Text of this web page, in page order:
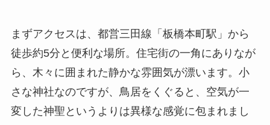
まずアクセスは、都営三田線「板橋本町駅」から
徒歩約5分と便利な場所。住宅街の一角にありなが
ら、木々に囲まれた静かな雰囲気が漂います。小
さな神社なのですが、鳥居をくぐると、空気が一
変した神聖というよりは異様な感覚に包まれまし